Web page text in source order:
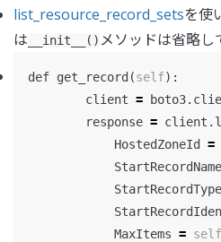
list_resource_record_setsを使
は __init__() メソッドは省略し
def get_record(self):
client = boto3.
response = client .
HostedZoneId =
StartRecordName
StartRecordType
MaxItems = self